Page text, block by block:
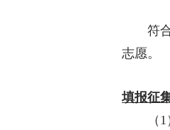
符合
志愿。
填报征
（1）